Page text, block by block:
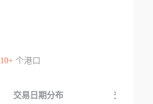
10+个港口
交易日期分布 交易产品